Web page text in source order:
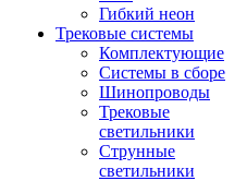
Гибкий неон
Трековые системы
Комплектующие
Системы в сборе
Шинопроводы
Трековые
светильники
Струнные
светильники